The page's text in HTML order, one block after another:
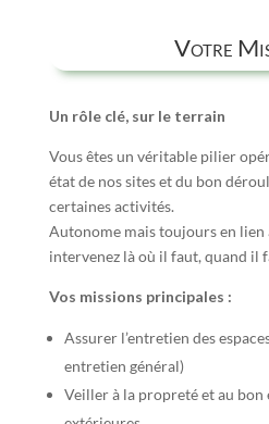
Votre
Un rôle clé, sur le terrain
Vous êtes un véritable pilier
état de nos sites et du bon
certaines activités.
Autonome mais toujours en lien
intervenez là où il faut, quand il
Vos missions principales :
Assurer l’entretien des
entretien général)
Veiller à la propreté et au